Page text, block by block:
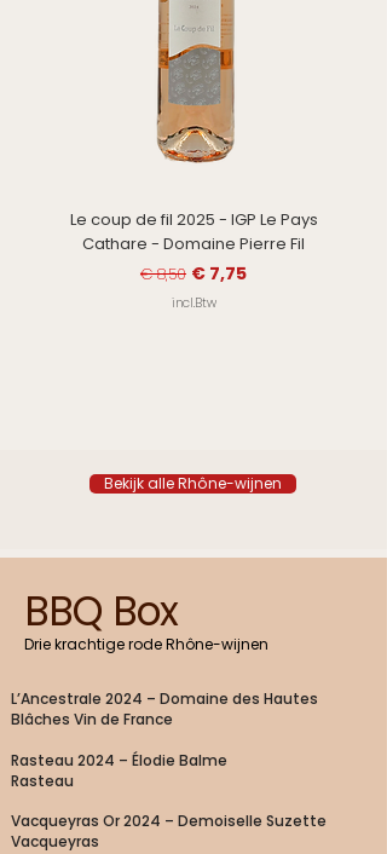
Le coup de fil 2025 - IGP Le Pays
Cathare - Domaine Pierre Fil
Normale prijs
€ 8,50 Verkoopprijs
€ 7,75
incl.Btw
Bekijk alle Rhône-wijnen
BBQ Box
Drie krachtige rode Rhône-wijnen
L’Ancestrale 2024 – Domaine des Hautes
Blâches Vin de France
Rasteau 2024 – Élodie Balme
Rasteau
Vacqueyras Or 2024 – Demoiselle Suzette
Vacqueyras